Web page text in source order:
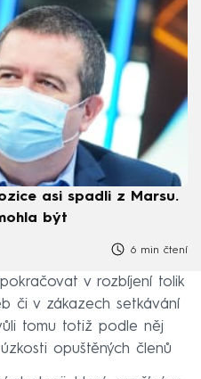
asi spadli z Marsu.
být
6 min čtení
v rozbíjení tolik
či v zákazech setkávání
tomu totiž podle něj
opuštěných členů